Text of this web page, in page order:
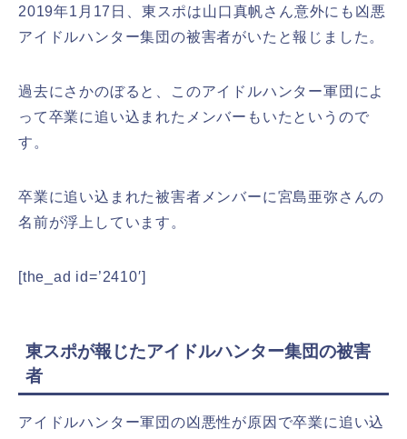
2019年1月17日、東スポは山口真帆さん意外にも凶悪
アイドルハンター集団の被害者がいたと報じました。
過去にさかのぼると、このアイドルハンター軍団によ
って卒業に追い込まれたメンバーもいたというので
す。
卒業に追い込まれた被害者メンバーに宮島亜弥さんの
名前が浮上しています。
[the_ad id=’2410′]
東スポが報じたアイドルハンター集団の被害
者
アイドルハンター軍団の凶悪性が原因で卒業に追い込